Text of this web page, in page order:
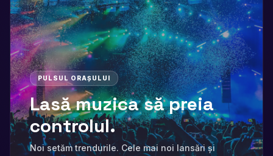
PULSUL ORAȘULUI
Lasă muzica să preia
controlul.
Noi setăm trendurile. Cele mai noi lansări și